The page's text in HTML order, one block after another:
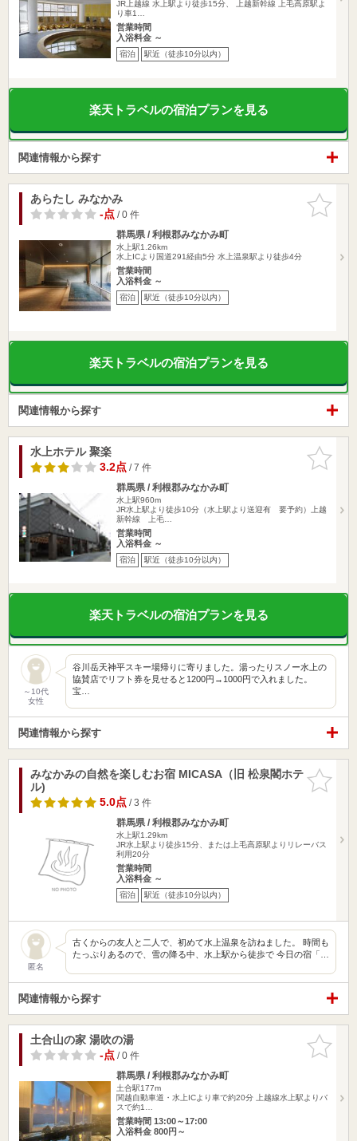
JR上越線 水上駅より徒歩15分、 上越新幹線 上毛高原駅よ
り車1…
営業時間
入浴料金 ～
宿泊 駅近（徒歩10分以内）
楽天トラベルの宿泊プランを見る
関連情報から探す
お気に入
りに追加
あらたし みなかみ
-点/ 0 件
群馬県 / 利根郡みなかみ町
水上駅1.26km
水上ICより国道291経由5分 水上温泉駅より徒歩4分
営業時間
入浴料金 ～
宿泊 駅近（徒歩10分以内）
楽天トラベルの宿泊プランを見る
関連情報から探す
お気に入
りに追加
水上ホテル 聚楽
3.2点/ 7 件
群馬県 / 利根郡みなかみ町
水上駅960m
JR水上駅より徒歩10分（水上駅より送迎有 要予約）上越
新幹線 上毛…
営業時間
入浴料金 ～
宿泊 駅近（徒歩10分以内）
楽天トラベルの宿泊プランを見る
～10代
女性
谷川岳天神平スキー場帰りに寄りました。湯ったりスノー水上の
協賛店でリフト券を見せると1200円→1000円で入れました。
宝…
関連情報から探す
お気に入
りに追加
みなかみの自然を楽しむお宿 MICASA（旧 松泉閣ホテ
ル)
5.0点/ 3 件
群馬県 / 利根郡みなかみ町
水上駅1.29km
JR水上駅より徒歩15分、または上毛高原駅よりリレーバス
利用20分
営業時間
入浴料金 ～
宿泊 駅近（徒歩10分以内）
匿名
古くからの友人と二人で、初めて水上温泉を訪ねました。 時間も
たっぷりあるので、雪の降る中、水上駅から徒歩で 今日の宿「…
関連情報から探す
お気に入
りに追加
土合山の家 湯吹の湯
-点/ 0 件
群馬県 / 利根郡みなかみ町
土合駅177m
関越自動車道・水上ICより車で約20分 上越線水上駅よりバ
スで約1…
営業時間 13:00～17:00
入浴料金 800円～